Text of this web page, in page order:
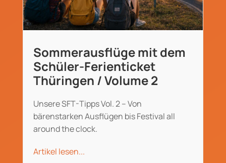
Sommerausflüge mit dem
Schüler-Ferienticket
Thüringen / Volume 2
Unsere SFT-Tipps Vol. 2 – Von
bärenstarken Ausflügen bis Festival all
around the clock.
Artikel lesen...